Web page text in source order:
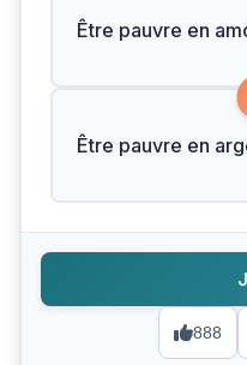
Être pauvre en
Être pauvre en
888